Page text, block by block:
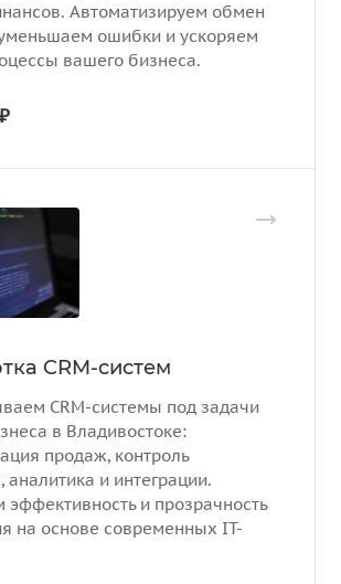
Автоматизируем обмен
ошибки и ускоряем
вашего бизнеса.
CRM-систем
CRM-системы под задачи
в Владивостоке:
продаж, контроль
аналитика и интеграции.
и прозрачность
на основе современных IT-